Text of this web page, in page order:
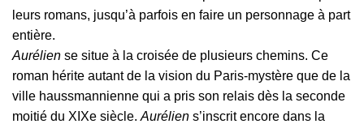
leurs romans, jusqu’à parfois en faire un personnage à part
entière.
Aurélien se situe à la croisée de plusieurs chemins. Ce
roman hérite autant de la vision du Paris-mystère que de la
ville haussmannienne qui a pris son relais dès la seconde
moitié du XIXe siècle. Aurélien s’inscrit encore dans la